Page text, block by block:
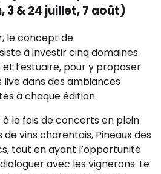
3 & 24 juillet, 7 août)
le concept de
à investir cinq domaines
l’estuaire, pour y proposer
live dans des ambiances
à chaque édition.
la fois de concerts en plein
vins charentais, Pineaux des
tout en ayant l’opportunité
avec les vignerons. Le